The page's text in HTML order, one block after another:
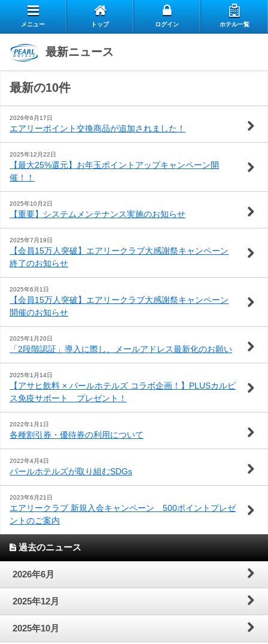
リ
ー
ラ
ブ
の
ご
内
慢
の
朝
食
ス
タ
ッ
フ
の
想
い
お
客
様
声
よ
く
質
問
お
合
わ
せ
閉じる
メニュー トップ ログイン ホテル一覧
最新ニュース
最新の10件
2026年6月17日
エアリーポイント交換商品が追加されました！
2025年12月22日
【最大25%還元】お年玉ポイントアップキャンペーン開
催！！
2025年10月2日
【重要】システムメンテナンス実施のお知らせ
2025年7月19日
【会員15万人突破】エアリークラブ大感謝祭キャンペーン
終了のお知らせ
2025年6月1日
【会員15万人突破】エアリークラブ大感謝祭キャンペーン
開催のお知らせ
2025年1月20日
「2段階認証」導入に際し、メールアドレス最新化のお願い
2025年1月14日
【アサヒ飲料 × パールホテルズ コラボ企画！】PLUSカルピ
ス免疫サポート プレゼント！
2022年1月1日
各種割引券・優待券の利用について
2022年4月4日
パールホテルズが取り組むSDGs
2023年6月21日
エアリークラブ 新規入会キャンペーン 500ポイントプレゼ
ントのご案内
過去のニュース
2026年6月
2025年12月
2025年10月